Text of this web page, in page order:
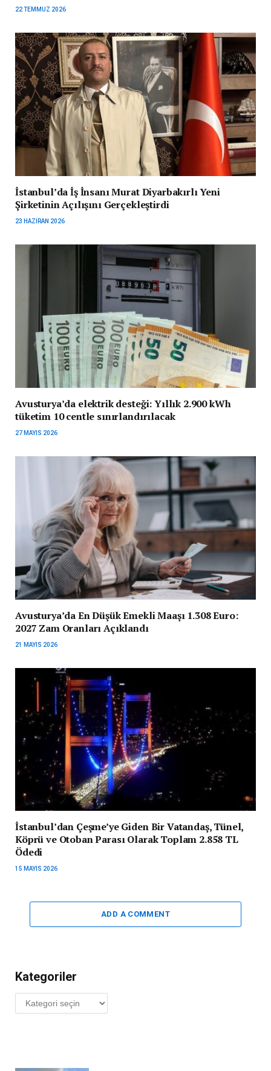
22 TEMMUZ 2026
İstanbul’da İş İnsanı Murat Diyarbakırlı Yeni
Şirketinin Açılışını Gerçekleştirdi
23 HAZIRAN 2026
Avusturya’da elektrik desteği: Yıllık 2.900 kWh
tüketim 10 centle sınırlandırılacak
27 MAYIS 2026
Avusturya’da En Düşük Emekli Maaşı 1.308 Euro:
2027 Zam Oranları Açıklandı
21 MAYIS 2026
İstanbul’dan Çeşme’ye Giden Bir Vatandaş, Tünel,
Köprü ve Otoban Parası Olarak Toplam 2.858 TL
Ödedi
15 MAYIS 2026
ADD A COMMENT
Kategoriler
Kategoriler